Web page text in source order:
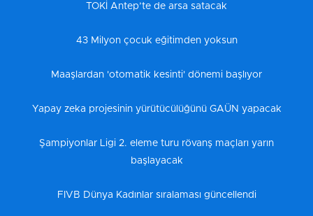
TOKİ Antep’te de arsa satacak
43 Milyon çocuk eğitimden yoksun
Maaşlardan 'otomatik kesinti' dönemi başlıyor
Yapay zeka projesinin yürütücülüğünü GAÜN yapacak
Şampiyonlar Ligi 2. eleme turu rövanş maçları yarın
başlayacak
FIVB Dünya Kadınlar sıralaması güncellendi